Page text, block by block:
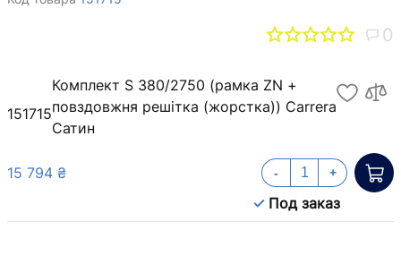
0
151715
Комплект S 380/2750 (рамка ZN +
повздовжня решітка (жорстка)) Carrera
Сатин
15 794 ₴
Под заказ
- +